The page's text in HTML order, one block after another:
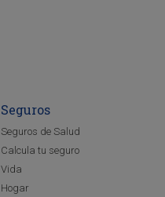
Seguros
Seguros de Salud
Calcula tu seguro
Vida
Hogar